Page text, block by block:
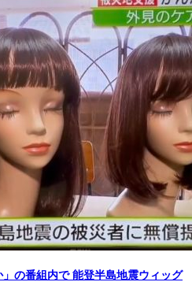
の番組内で 能登半島地震ウィッグ